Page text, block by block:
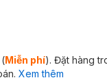
Miễn phí). Đặt hàng
Xem thêm